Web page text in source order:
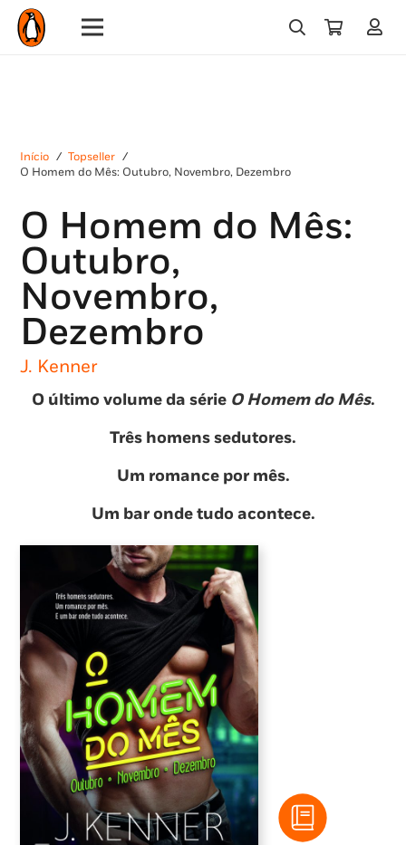
Início / Topseller /
O Homem do Mês: Outubro, Novembro, Dezembro
O Homem do Mês:
Outubro,
Novembro,
Dezembro
J. Kenner
O último volume da série O Homem do Mês.
Três homens sedutores.
Um romance por mês.
Um bar onde tudo acontece.